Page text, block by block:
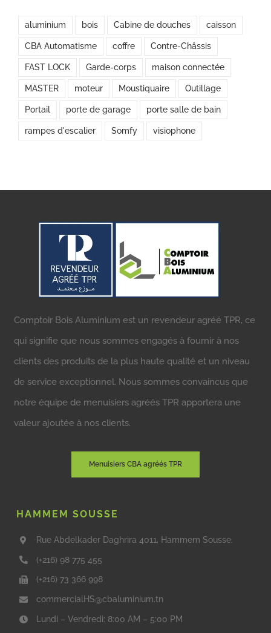
aluminium bois Cabine de douches caisson
CBA Automatisme coffre Contre-Châssis
FAST LOCK Garde-corps maison connectée
MASTER moteur Moustiquaire Outillage
Portail porte de garage porte salle de bain
rampes d'escalier Somfy visiophone
Comptoir Bois Aluminium est un revendeur agréé TPR, ce
qui signifie que nous sommes engagés à fournir à nos
clients des produits de la plus haute qualité et un niveau
de service exceptionnel. Nous sommes convaincus que
notre équipe de menuisiers agréés TPR apportera une
valeur ajoutée à nos clients.
Menuisiers CBA agréés TPR
HAMMEM SOUSSE
Rue Abdelkader Daghrira 4011, Hammem Sousse.
(+216) 98 775 455
(+216) 73 366 998
commercialHS@cbaluminium.tn
Lundi – Vendredi: 8:00 AM – 5:00 PM